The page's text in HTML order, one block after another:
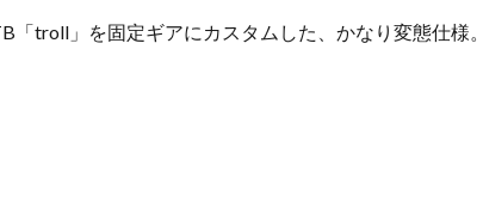
troll」を固定ギアにカスタムした、かなり変態仕様。